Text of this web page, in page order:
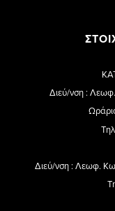
Διεύ/νση :
Διεύ/νση : Λεωφ.